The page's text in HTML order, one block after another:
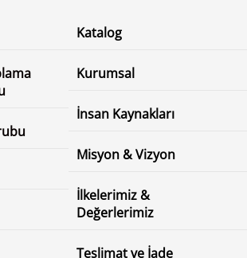
Katalog
Kurumsal
İnsan Kaynakları
Misyon & Vizyon
İlkelerimiz &
Değerlerimiz
Teslimat ve İade